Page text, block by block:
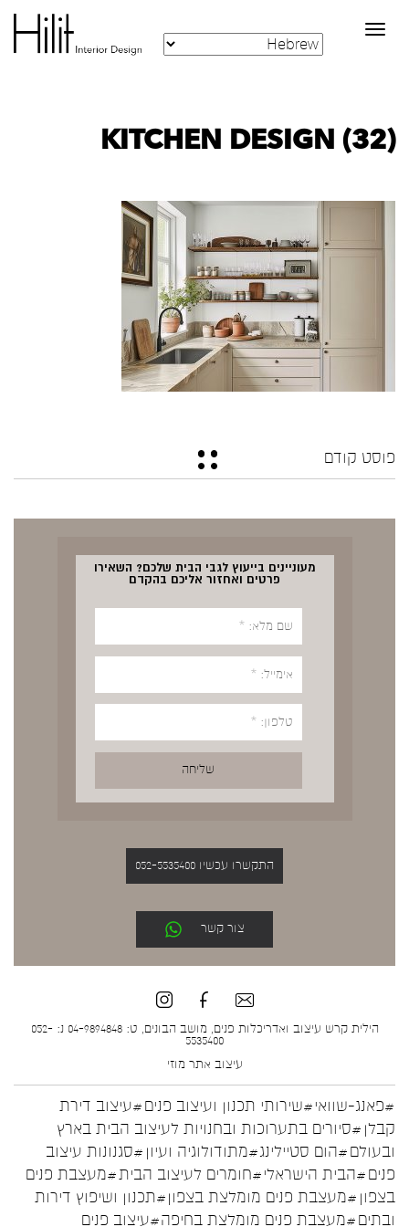
Toggle
navigation
KITCHEN DESIGN (32)
פוסט קודם
מעוניינים בייעוץ לגבי הבית שלכם? השאירו
פרטים ואחזור אליכם בהקדם
התקשרו עכשיו 052-5535400
צור קשר
הילית קרש עיצוב ואדריכלות פנים, מושב הבונים, ט: 04-9894848 נ: 052-
5535400
עיצוב אתר מוזי
#פאנג-שוואי#שירותי תכנון ועיצוב פנים#עיצוב דירת
קבלן #סיורים בתערוכות ובחנויות לעיצוב הבית בארץ
ובעולם#הום סטיילינג#מתודולוגיה ועיון #סגנונות עיצוב
פנים#הבית הישראלי#חומרים לעיצוב הבית#מעצבת פנים
בצפון #מעצבת פנים מומלצת בצפון#תכנון ושיפוץ דירות
ובתים#מעצבת פנים מומלצת בחיפה#עיצוב פנים